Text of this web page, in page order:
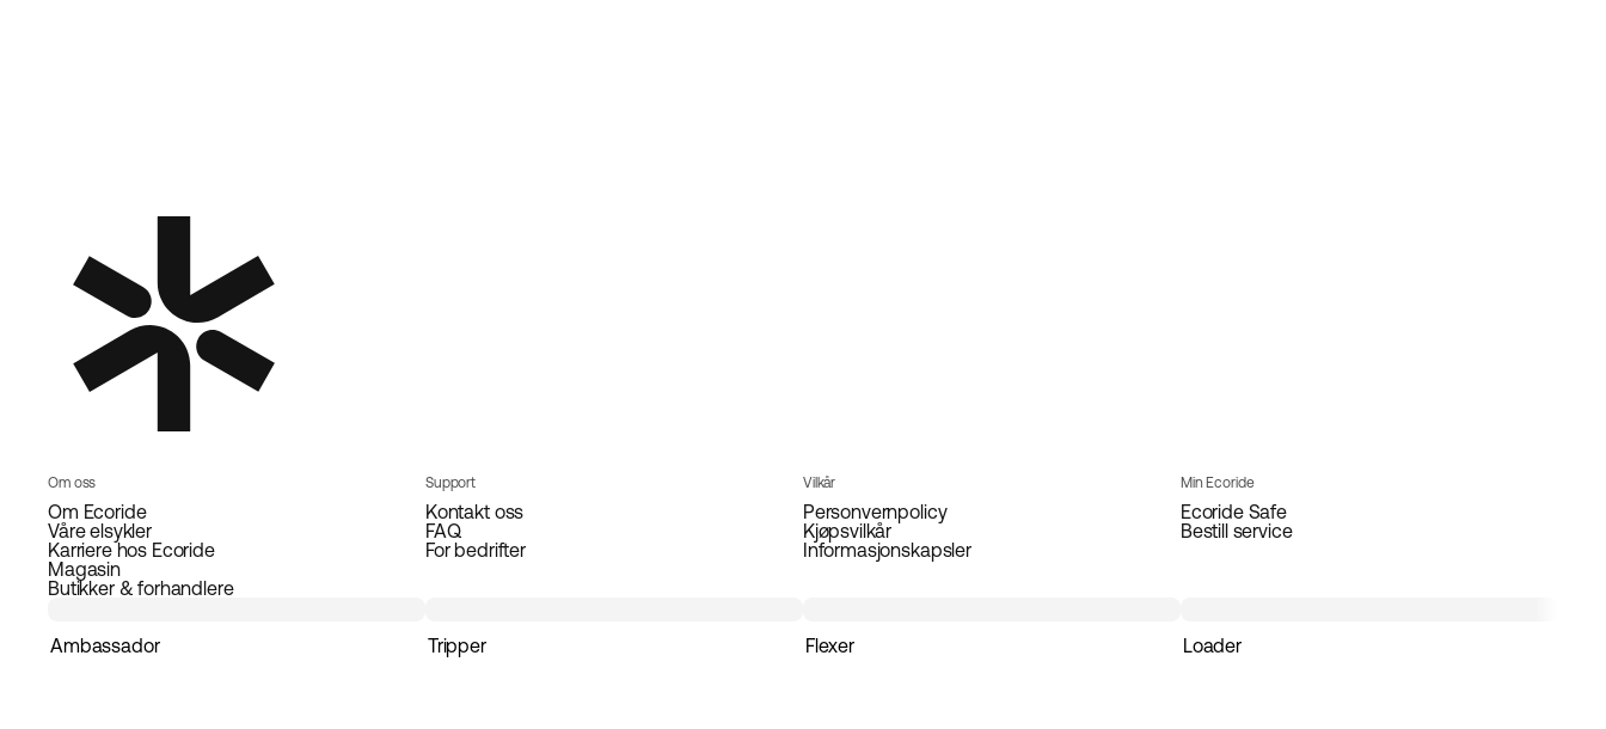
Om oss
Om Ecoride
Våre elsykler
Karriere hos Ecoride
Magasin
Butikker & forhandlere
Support
Kontakt oss
FAQ
For bedrifter
Vilkår
Personvernpolicy
Kjøpsvilkår
Informasjonskapsler
Min Ecoride
Ecoride Safe
Bestill service
Ambassador Tripper Flexer Loader